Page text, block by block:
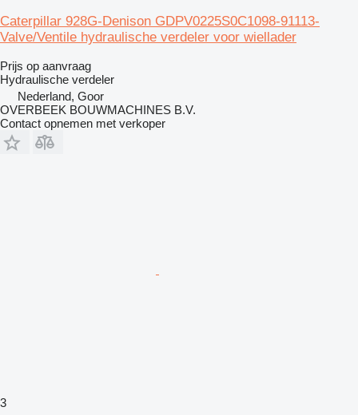
Caterpillar 928G-Denison GDPV0225S0C1098-91113-
Valve/Ventile hydraulische verdeler voor wiellader
Prijs op aanvraag
Hydraulische verdeler
Nederland, Goor
OVERBEEK BOUWMACHINES B.V.
Contact opnemen met verkoper
3